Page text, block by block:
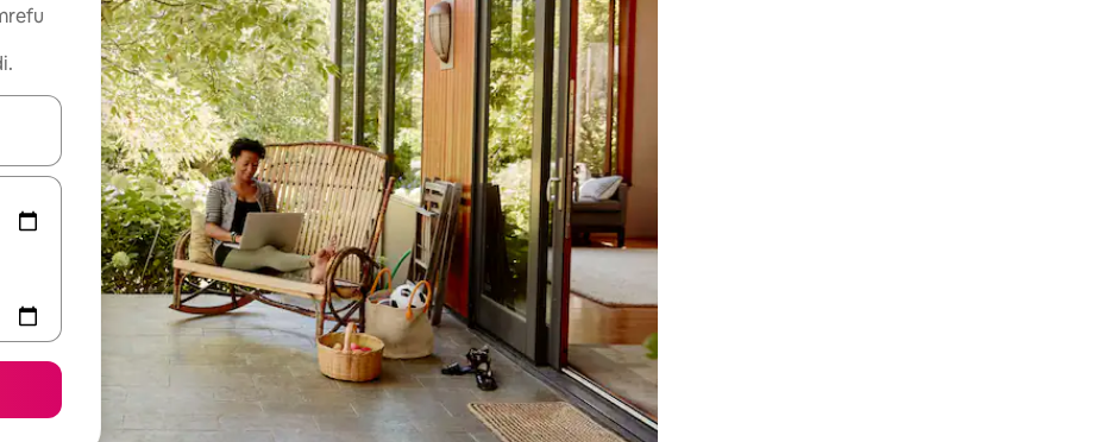
vitufe vya vishale vya juu na chini au uchunguze kwa kugusa au kutelezesha kidole kwenye ishara.